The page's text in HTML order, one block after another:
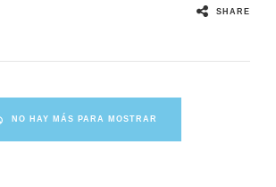
SHARE
NO HAY MÁS PARA MOSTRAR